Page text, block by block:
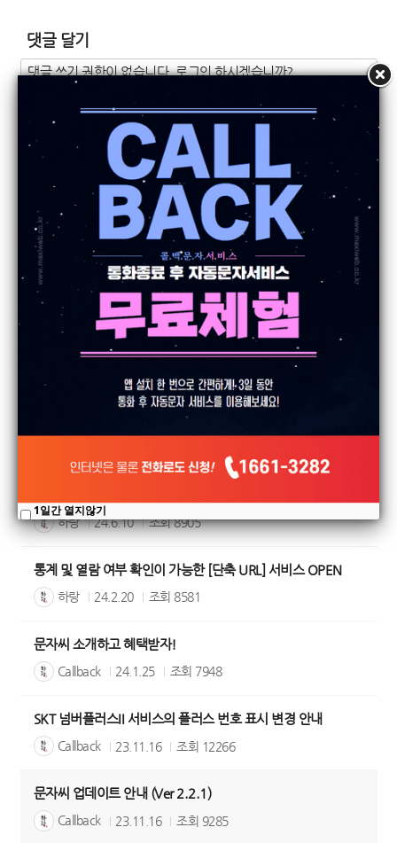
댓글 달기
검색
[Spring event] 문자씨 2개월 무료 이벤트
24.3.27 조회19387
9,800원으로 모바일 홈페이지를 완성하세요!
콜백문자, 이것부터 알고 가자!
하랑 24.6.10 조회8905
통계 및 열람 여부 확인이 가능한 [단축 URL] 서비스 OPEN
하랑 24.2.20 조회 8581
문자씨 소개하고 혜택받자!
Callback 24.1.25 조회 7948
SKT 넘버플러스II 서비스의 플러스 번호 표시 변경 안내
Callback 23.11.16 조회 12266
문자씨 업데이트 안내 (Ver 2.2.1)
Callback 23.11.16 조회 9285
1일간 열지않기